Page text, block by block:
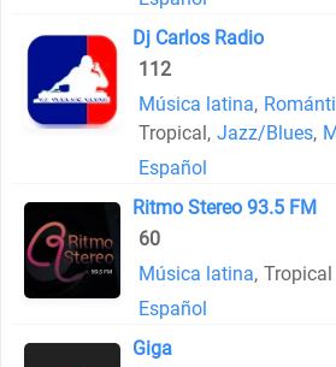
Dj Carlos Radio
112
Música latina,
Tropical, Jazz/Blues,
Español
Ritmo Stereo 93.5 FM
60
Música latina, Tropical
Español
Giga